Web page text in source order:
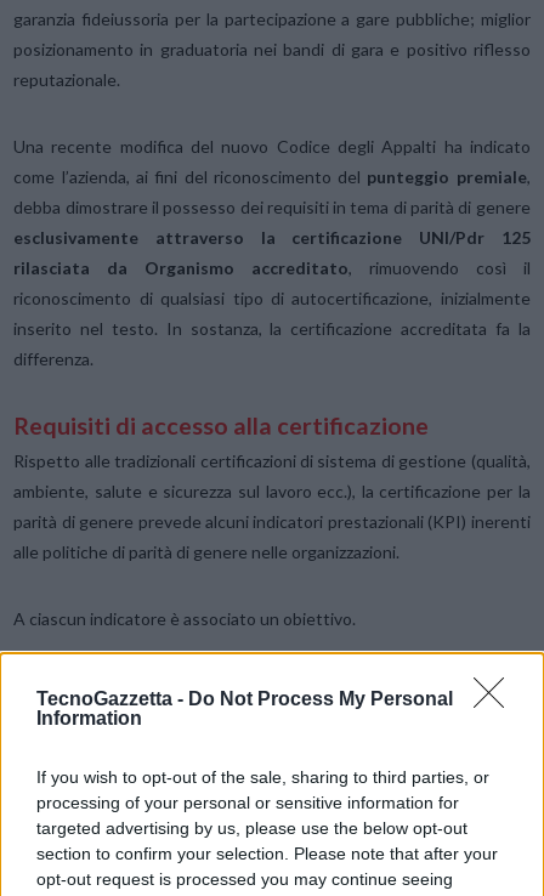
TecnoGazzetta - Do Not Process My Personal
Information
If you wish to opt-out of the sale, sharing to third parties, or
processing of your personal or sensitive information for
targeted advertising by us, please use the below opt-out
section to confirm your selection. Please note that after your
opt-out request is processed you may continue seeing
garanzia fideiussoria per la partecipazione a gare pubbliche; miglior
posizionamento in graduatoria nei bandi di gara e positivo riflesso
reputazionale.
Una recente modifica del nuovo Codice degli Appalti ha indicato
come l’azienda, ai fini del riconoscimento del punteggio premiale,
debba dimostrare il possesso dei requisiti in tema di parità di genere
esclusivamente attraverso la certificazione UNI/Pdr 125
rilasciata da Organismo accreditato, rimuovendo così il
riconoscimento di qualsiasi tipo di autocertificazione, inizialmente
inserito nel testo. In sostanza, la certificazione accreditata fa la
differenza.
Requisiti di accesso alla certificazione
Rispetto alle tradizionali certificazioni di sistema di gestione (qualità,
ambiente, salute e sicurezza sul lavoro ecc.), la certificazione per la
parità di genere prevede alcuni indicatori prestazionali (KPI) inerenti
alle politiche di parità di genere nelle organizzazioni.
A ciascun indicatore è associato un obiettivo.
: 1) cultura e
strategia; 2) governance; 3) processi HR; 4) opportunità di crescita
genere; 6) tutela della genitorialità e conciliazione vita-lavoro.
Se l’organizzazione non raggiunge almeno il
60% degli obiettivi
applicabili (differenti a seconda delle dimensioni dell’organizzazione